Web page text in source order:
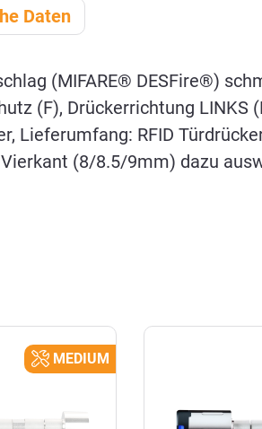
Daten
(MIFARE® DESFire®)
(F), Drückerrichtung
Lieferumfang: RFID
(8/8.5/9mm) dazu
MEDIUM